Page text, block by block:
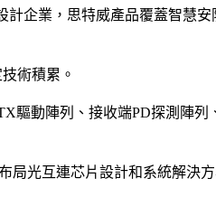
企業，思特威產品覆蓋智慧
術積累。
驅動陣列、接收端PD探測陣
局光互連芯片設計和系統解決方